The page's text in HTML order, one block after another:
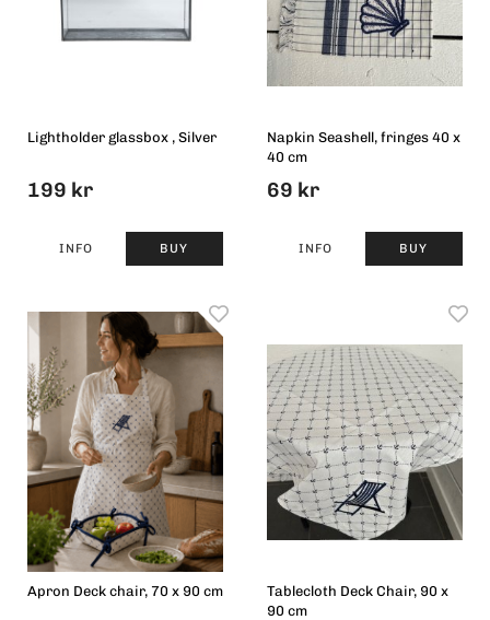
Lightholder glassbox , Silver
199 kr
INFO BUY
Napkin Seashell, fringes 40 x
40 cm
69 kr
INFO BUY
Apron Deck chair, 70 x 90 cm
Tablecloth Deck Chair, 90 x
90 cm